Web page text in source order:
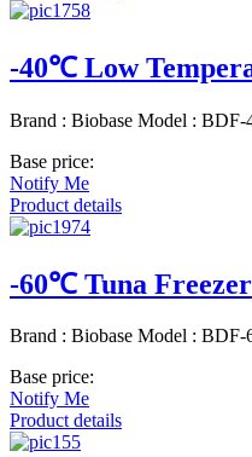
-40℃ Low
Brand : Biobase Model : BDF-
Base price:
Notify Me
Product details
-60℃ Tuna Freezer
Brand : Biobase Model : BDF-
Base price:
Notify Me
Product details